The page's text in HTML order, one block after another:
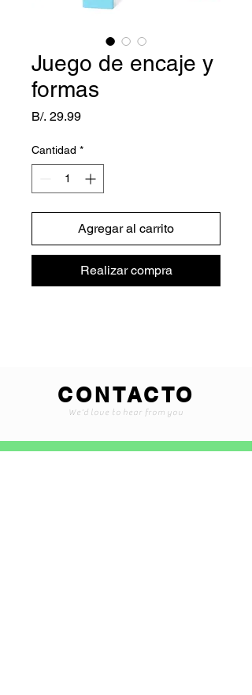
Juego de encaje y
formas
B/. 29.99Precio
Cantidad *
Agregar al carrito
Realizar compra
CONTACTO
We'd love to hear from you